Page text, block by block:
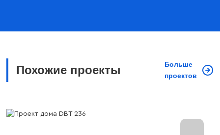
Похожие проекты
Больше
проектов